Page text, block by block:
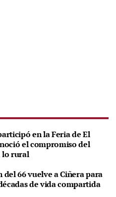
en la Feria de El
el compromiso del
lo rural
del 66 vuelve a Ciñera para
de vida compartida